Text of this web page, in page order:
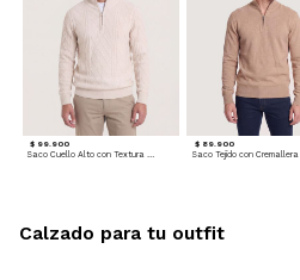
$ 99.900
Saco Cuello Alto con Textura Trenzada
$ 89.900
Saco Tejido con Cremallera
Calzado para tu outfit